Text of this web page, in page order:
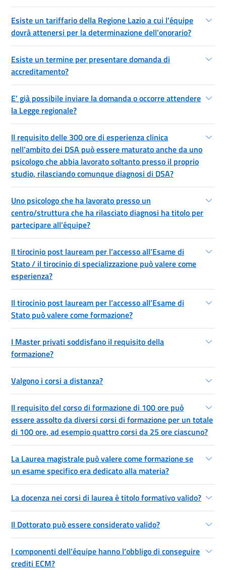
Esiste un tariffario della Regione Lazio a cui l’équipe
dovrà attenersi per la determinazione dell’onorario?
Esiste un termine per presentare domanda di
accreditamento?
E’ già possibile inviare la domanda o occorre attendere
la Legge regionale?
Il requisito delle 300 ore di esperienza clinica
nell’ambito dei DSA può essere maturato anche da uno
psicologo che abbia lavorato soltanto presso il proprio
studio, rilasciando comunque diagnosi di DSA?
Uno psicologo che ha lavorato presso un
centro/struttura che ha rilasciato diagnosi ha titolo per
partecipare all’équipe?
Il tirocinio post lauream per l’accesso all’Esame di
Stato / il tirocinio di specializzazione può valere come
esperienza?
Il tirocinio post lauream per l’accesso all’Esame di
Stato può valere come formazione?
I Master privati soddisfano il requisito della
formazione?
Valgono i corsi a distanza?
Il requisito del corso di formazione di 100 ore può
essere assolto da diversi corsi di formazione per un totale
di 100 ore, ad esempio quattro corsi da 25 ore ciascuno?
La Laurea magistrale può valere come formazione se
un esame specifico era dedicato alla materia?
La docenza nei corsi di laurea è titolo formativo valido?
Il Dottorato può essere considerato valido?
I componenti dell’équipe hanno l’obbligo di conseguire
crediti ECM?